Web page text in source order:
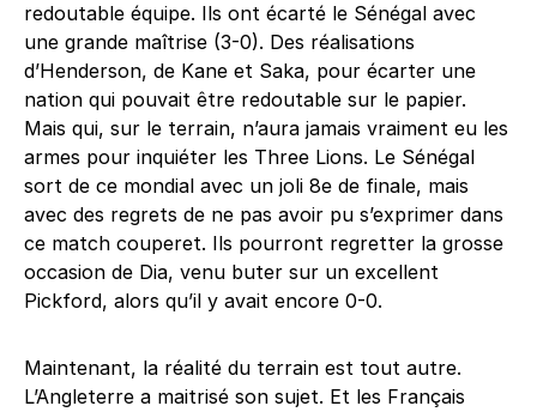
redoutable équipe. Ils ont écarté le Sénégal avec
une grande maîtrise (3-0). Des réalisations
d’Henderson, de Kane et Saka, pour écarter une
nation qui pouvait être redoutable sur le papier.
Mais qui, sur le terrain, n’aura jamais vraiment eu les
armes pour inquiéter les Three Lions. Le Sénégal
sort de ce mondial avec un joli 8e de finale, mais
avec des regrets de ne pas avoir pu s’exprimer dans
ce match couperet. Ils pourront regretter la grosse
occasion de Dia, venu buter sur un excellent
Pickford, alors qu’il y avait encore 0-0.
Maintenant, la réalité du terrain est tout autre.
L’Angleterre a maitrisé son sujet. Et les Français